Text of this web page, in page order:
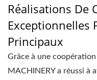
Réalisations De
Exceptionnelles
Principaux
Grâce à une
MACHINERY a réussi à